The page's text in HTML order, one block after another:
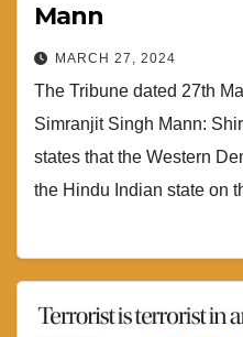
Mann
MARCH 27, 2024
The Tribune dated 27th
Simranjit Singh Mann:
states that the Western
the Hindu Indian state on